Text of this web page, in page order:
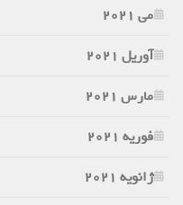
می 2021
آوریل 2021
مارس 2021
فوریه 2021
ژانویه 2021